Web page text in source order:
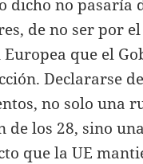
dicho no pasaría
de no ser por
que el
Declararse
no solo una
de los 28, sino
que la UE